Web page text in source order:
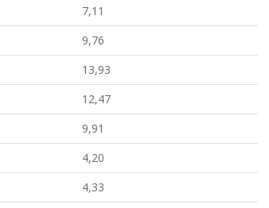
7,11
9,76
13,93
12,47
9,91
4,20
4,33